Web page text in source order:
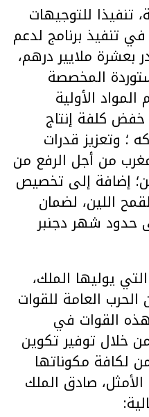
تنفيذا للتوجيهات
تنفيذ برنامج لدعم
بعشرة ملايير درهم،
المخصصة
الأولية
خفض كلفة إنتاج
؛ وتعزيز قدرات
من أجل الرفع من
إضافة إلى تخصيص
اللين، لضمان
حدود شهر دجنبر
يوليها الملك،
الحرب العامة للقوات
هذه القوات في
خلال توفير تكوين
لكافة مكوناتها
صادق الملك